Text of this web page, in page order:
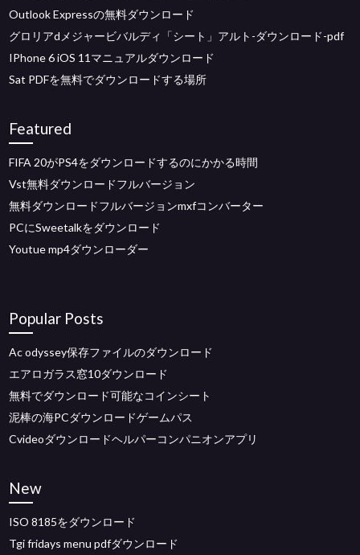
Outlook Expressの無料ダウンロード
グロリアdメジャービバルディ「シート」アルト-ダウンロード-pdf
IPhone 6 iOS 11マニュアルダウンロード
Sat PDFを無料でダウンロードする場所
Featured
FIFA 20がPS4をダウンロードするのにかかる時間
Vst無料ダウンロードフルバージョン
無料ダウンロードフルバージョンmxfコンバーター
PCにSweetalkをダウンロード
Youtue mp4ダウンローダー
Popular Posts
Ac odyssey保存ファイルのダウンロード
エアロガラス窓10ダウンロード
無料でダウンロード可能なコインシート
泥棒の海PCダウンロードゲームパス
Cvideoダウンロードヘルパーコンパニオンアプリ
New
ISO 8185をダウンロード
Tgi fridays menu pdfダウンロード